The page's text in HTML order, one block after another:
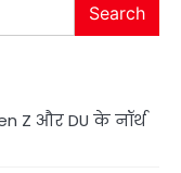
Search
Z और DU के नॉर्थ